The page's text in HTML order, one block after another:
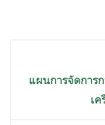
เรื่อง
แผนการจัดการ
เ